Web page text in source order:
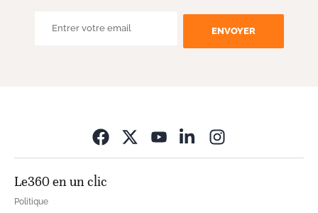
ENVOYER
Le360 en un clic
Politique